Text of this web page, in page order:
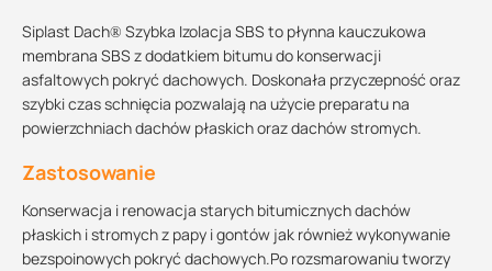
Siplast Dach® Szybka Izolacja SBS to płynna kauczukowa
membrana SBS z dodatkiem bitumu do konserwacji
asfaltowych pokryć dachowych. Doskonała przyczepność oraz
szybki czas schnięcia pozwalają na użycie preparatu na
powierzchniach dachów płaskich oraz dachów stromych.
Zastosowanie
Konserwacja i renowacja starych bitumicznych dachów
płaskich i stromych z papy i gontów jak również wykonywanie
bezspoinowych pokryć dachowych.Po rozsmarowaniu tworzy